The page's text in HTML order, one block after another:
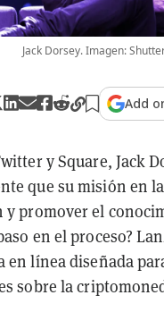
Jack Dorsey. Imagen:
Add
y Square, Jack
que su misión en
y promover el
en el proceso?
en línea diseñada
sobre la